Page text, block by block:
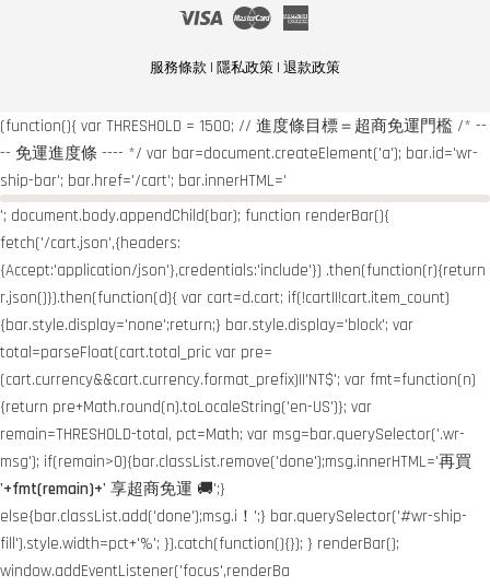
Visa Master
服務條款 | 隱私政策 | 退款政策
(function(){ var THRESHOLD = 1500; // 進度條目標＝超商免運門檻 /* --
-- 免運進度條 ---- */ var bar=document.createElement('a'); bar.id='wr-
ship-bar'; bar.href='/cart'; bar.innerHTML='
'; document.body.appendChild(bar); function renderBar(){
fetch('/cart.json',{headers:
{Accept:'application/json'},credentials:'include'}) .then(function(r){return
r.json()}).then(function(d){ var cart=d.cart; if(!cart||!cart.item_count)
{bar.style.display='none';return;} bar.style.display='block'; var
total=parseFloat(cart.total_pric var pre=
(cart.currency&&cart.currency.format_prefix)||'NT$'; var fmt=function(n)
{return pre+Math.round(n).toLocaleString('en-US')}; var
remain=THRESHOLD-total, pct=Math; var msg=bar.querySelector('.wr-
msg'); if(remain>0){bar.classList.remove('done');msg.innerHTML='再買
'+fmt(remain)+' 享超商免運 🚚';}
else{bar.classList.add('done');msg.i！';} bar.querySelector('#wr-ship-
fill').style.width=pct+'%'; }).catch(function(){}); } renderBar();
window.addEventListener('focus',renderBa